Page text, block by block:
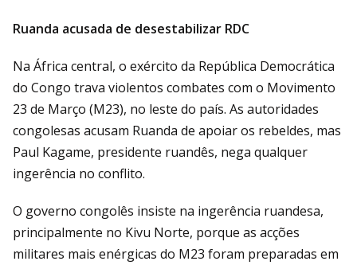
Ruanda acusada de desestabilizar RDC
Na África central, o exército da República Democrática
do Congo trava violentos combates com o Movimento
23 de Março (M23), no leste do país. As autoridades
congolesas acusam Ruanda de apoiar os rebeldes, mas
Paul Kagame, presidente ruandês, nega qualquer
ingerência no conflito.
O governo congolês insiste na ingerência ruandesa,
principalmente no Kivu Norte, porque as acções
militares mais enérgicas do M23 foram preparadas em